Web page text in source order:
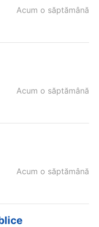
Acum o săptămână
Acum o săptămână
Acum o săptămână